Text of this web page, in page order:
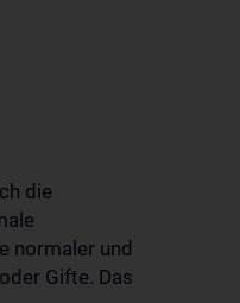
die
normaler und
Gifte. Das